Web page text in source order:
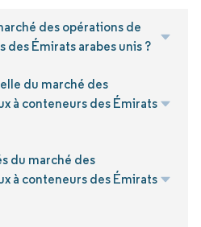
des opérations de
des Émirats arabes unis ?
du marché des
à conteneurs des Émirats
du marché des
à conteneurs des Émirats